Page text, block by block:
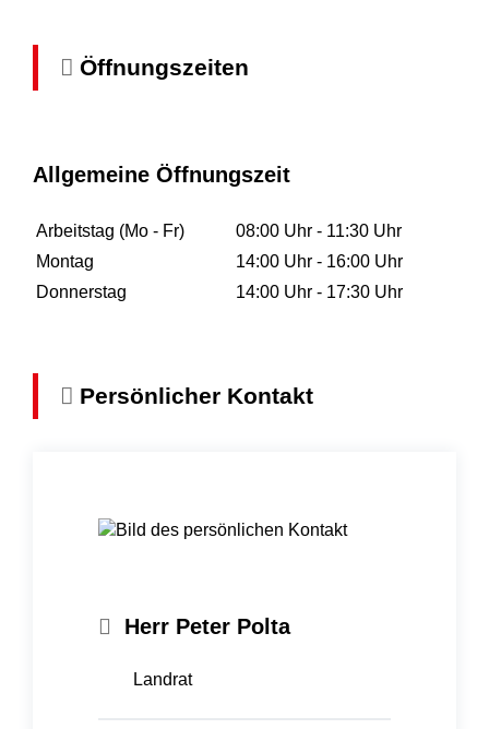
Öffnungszeiten
Allgemeine Öffnungszeit
Arbeitstag (Mo - Fr) 08:00 Uhr - 11:30 Uhr
Montag
14:00 Uhr - 16:00 Uhr
Donnerstag
14:00 Uhr - 17:30 Uhr
Persönlicher Kontakt
Herr Peter Polta
Landrat